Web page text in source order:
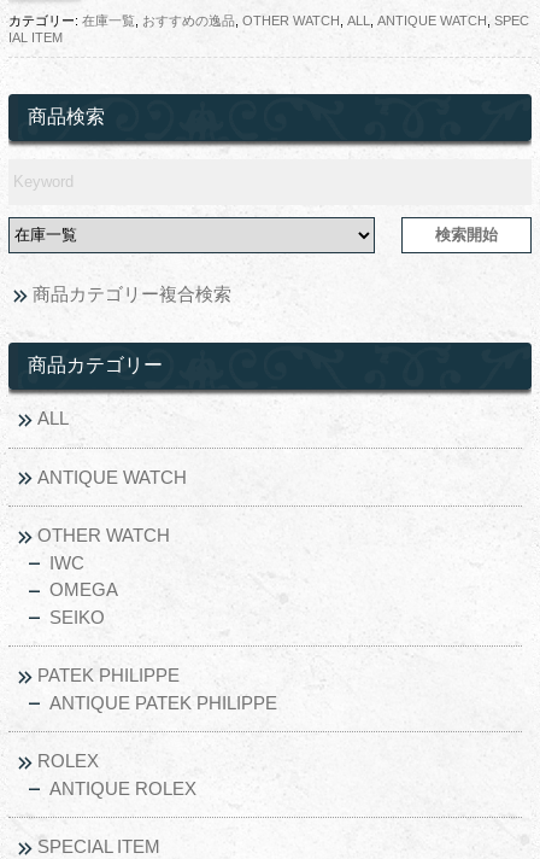
カテゴリー: 在庫一覧, おすすめの逸品, OTHER WATCH ALL ANTIQUE WATCH SPEC
IAL ITEM
商品検索
商品カテゴリー複合検索
商品カテゴリー
ALL
ANTIQUE WATCH
OTHER WATCH
IWC
OMEGA
SEIKO
PATEK PHILIPPE
ANTIQUE PATEK PHILIPPE
ROLEX
ANTIQUE ROLEX
SPECIAL ITEM